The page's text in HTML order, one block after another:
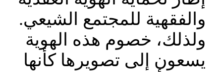
والفقهية للمجتمع الشيعي.
ولذلك، خصوم هذه الهوية
يسعون إلى تصويرها كأنها